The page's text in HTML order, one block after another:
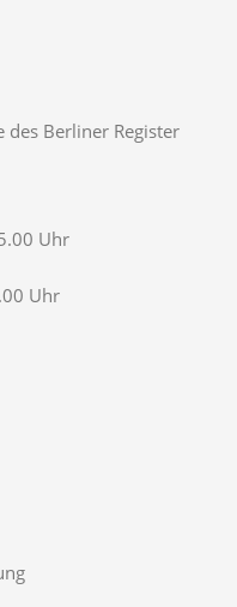
Berliner Register
Uhr
Uhr